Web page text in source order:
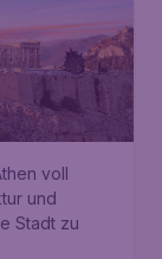
voll
und
Stadt zu